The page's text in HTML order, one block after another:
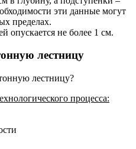
эти данные могут
пределах.
опускается не более 1 см.
лестницу
лестницу?
процесса: